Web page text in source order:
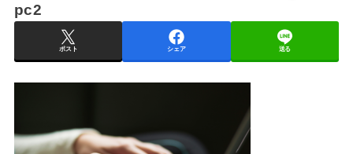
pc2
ポスト シェア 送る